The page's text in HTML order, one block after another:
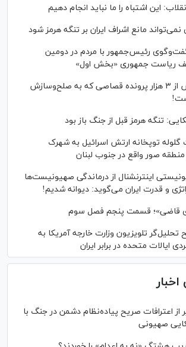
این اشتباه را ما نباید انجام دهیم
مانع اشراف ایران بر تنگه هرمز شود
رئیس‌جمهور با مردم در دومین
ریاست جمهوری «بخش اول»
داستان بیش از ۳ هزار پرونده قصاصی که به صلح‌وسازش
تنگه هرمز قبل از جنگ باز بود
توپخانه ارتش اسرائیل به شهرک
منطقه صور واقع در جنوب لبنان
اینترنشنال از درماندگی صهیونیست‌ها
و قدرت ایران می‌گوید: دیوانه شدیم!
قاضی»؛ قسمت پنجم فصل سوم
تحلیل‌گر تلویزیون وزارت خارجه آمریکا به
ایالات متحده در برابر ایران
از اعترافات صریح پیاده‌نظام‌ دشمن در جنگ با
صهیونی